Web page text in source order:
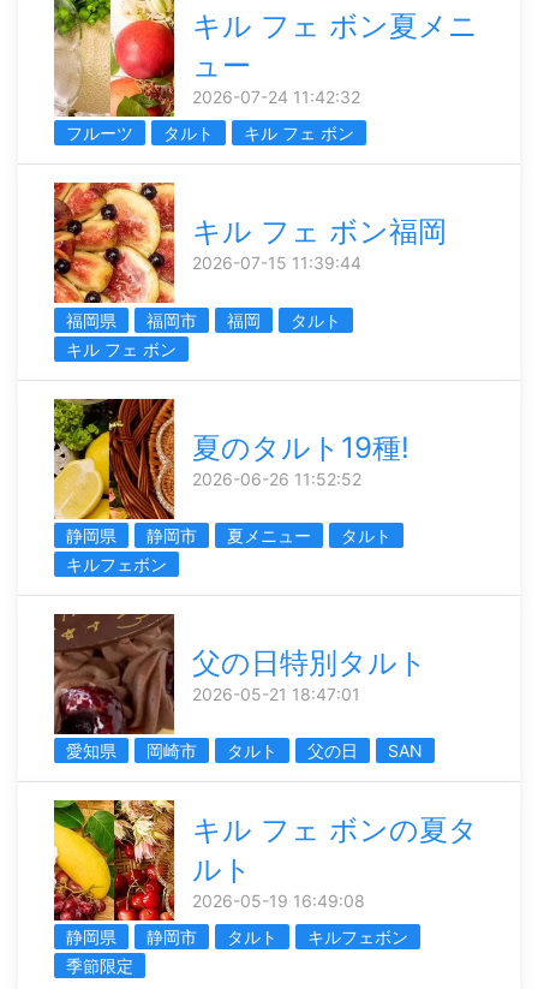
キル フェ ボン夏メニ
ュー
2026-07-24 11:42:32
フルーツ
タルト キル フェ ボン
キル フェ ボン福岡
2026-07-15 11:39:44
福岡県 福岡市 福岡
タルト
キル フェ ボン
夏のタルト19種!
2026-06-26 11:52:52
静岡県 静岡市 夏メニュー
タルト
キルフェボン
父の日特別タルト
2026-05-21 18:47:01
愛知県 岡崎市 タルト 父の日 SAN
キル フェ ボンの夏タ
ルト
2026-05-19 16:49:08
静岡県
静岡市 タルト
キルフェボン
季節限定